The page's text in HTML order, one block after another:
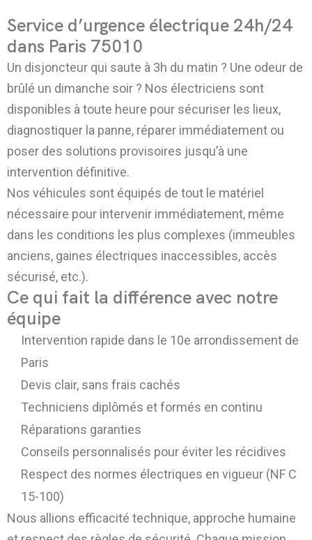
Service d’urgence électrique 24h/24
dans Paris 75010
Un disjoncteur qui saute à 3h du matin ? Une odeur de
brûlé un dimanche soir ? Nos électriciens sont
disponibles à toute heure pour sécuriser les lieux,
diagnostiquer la panne, réparer immédiatement ou
poser des solutions provisoires jusqu’à une
intervention définitive.
Nos véhicules sont équipés de tout le matériel
nécessaire pour intervenir immédiatement, même
dans les conditions les plus complexes (immeubles
anciens, gaines électriques inaccessibles, accès
sécurisé, etc.).
Ce qui fait la différence avec notre
équipe
Intervention rapide dans le 10e arrondissement de
Paris
Devis clair, sans frais cachés
Techniciens diplômés et formés en continu
Réparations garanties
Conseils personnalisés pour éviter les récidives
Respect des normes électriques en vigueur (NF C
15-100)
Nous allions efficacité technique, approche humaine